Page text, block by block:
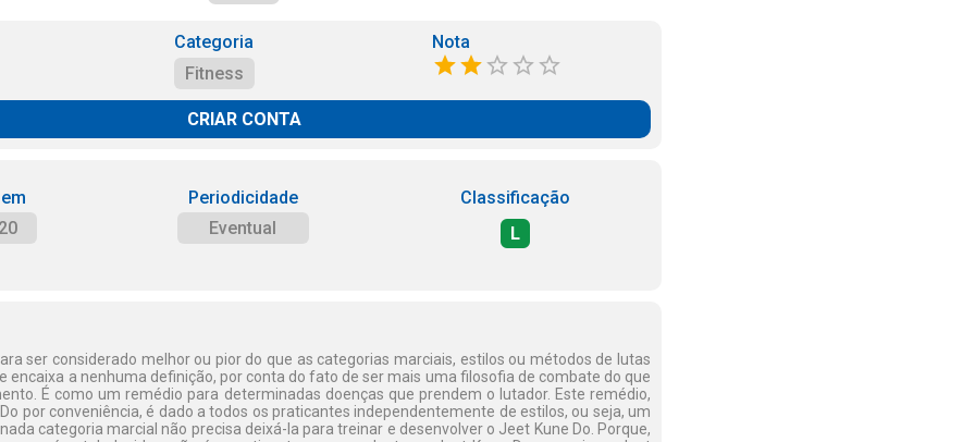
Categoria
Fitness
Nota
CRIAR CONTA
Periodicidade
Eventual
Classificação
L
ser considerado melhor ou pior do que as categorias marciais, estilos ou métodos de lutas
encaixa a nenhuma definição, por conta do fato de ser mais uma filosofia de combate do que
É como um remédio para determinadas doenças que prendem o lutador. Este remédio,
por conveniência, é dado a todos os praticantes independentemente de estilos, ou seja, um
categoria marcial não precisa deixá-la para treinar e desenvolver o Jeet Kune Do. Porque,